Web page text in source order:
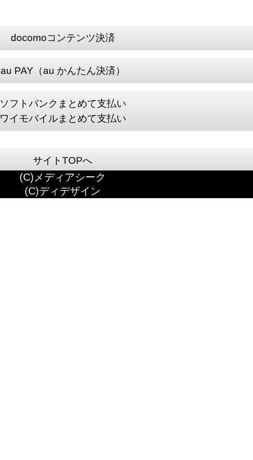
docomoコンテンツ決済
au PAY（au かんたん決済）
ソフトバンクまとめて支払い
ワイモバイルまとめて支払い
サイトTOPへ
(C)メディアシーク
(C)ディデザイン